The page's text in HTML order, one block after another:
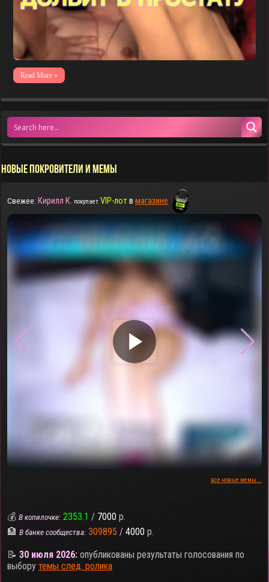
Read More »
НОВЫЕ ПОКРОВИТЕЛИ И МЕМЫ
Свежее: Кирилл К. покупает VIP-лотвмагазине
▶
все новые мемы...
💰В копилочке: 2353.1 / 7000 р.
🏦В банке сообщества: 309895 / 4000 р.
📝30 июля 2026: опубликованы результаты голосования по
выборутемы след. ролика